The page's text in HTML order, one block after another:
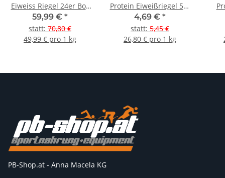
Eiweiss Riegel 24er Box
Cookie & Cream
59,99 € *
statt: 70,80 €
49,99 € pro 1 kg
Protein Eiweißriegel 5er
Pack
4,69 € *
statt: 5,45 €
26,80 € pro 1 kg
PB-Shop.at - Anna Macela KG